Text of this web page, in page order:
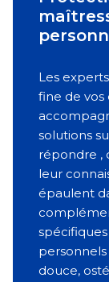
Les
fine de vos
solutions
répondre ,
leur
épaulent
douce,